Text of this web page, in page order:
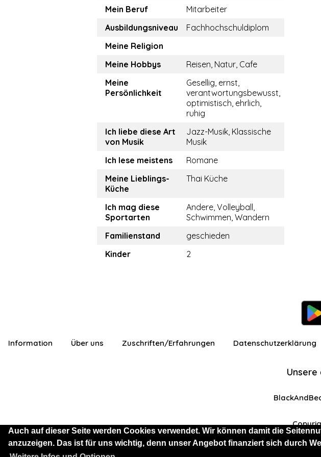
Auch auf dieser Seite werden Cookies verwendet. Wir können damit die
anzuzeigen. Das ist für uns wichtig, denn unser Angebot finanziert sich durch
Sie sind als Besucher mit eingeschränkten
Mein Beruf
Mitarbeiter
Ausbildungsniveau
Fachhochschuldiplom
Meine Religion
Meine Hobbys
Reisen, Natur, Cafe
Meine
Persönlichkeit
Gesellig, ernst,
verantwortungsbewusst,
optimistisch, ehrlich,
ruhig
Ich liebe diese Art
von Musik
Jazz-Musik, Klassische
Musik
Ich lese meistens
Romane
Meine Lieblings-
Küche
Thai Küche
Ich mag diese
Sportarten
Andere, Volleyball,
Schwimmen, Wandern
Familienstand
geschieden
Kinder
2
Information Über uns Zuschriften/Erfahrungen Datenschutzerklärung
Unsere